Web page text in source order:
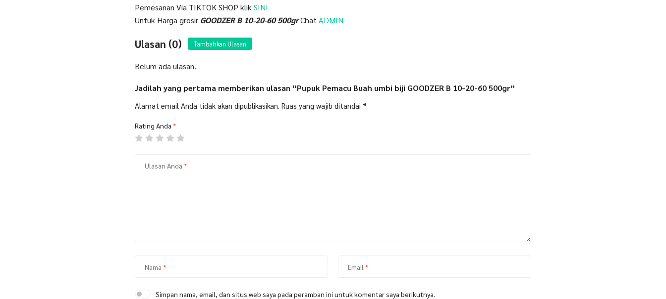
Pemesanan Via TIKTOK SHOP klik SINI
Untuk Harga grosir GOODZER B 10-20-60 500grChat ADMIN
Ulasan (0) Tambahkan Ulasan
Belum ada ulasan.
Jadilah yang pertama memberikan ulasan “Pupuk Pemacu Buah umbi biji GOODZER B 10-20-60 500gr”
Alamat email Anda tidak akan dipublikasikan. Ruas yang wajib ditandai *
Rating Anda *
Ulasan Anda *
Nama * Email *
Simpan nama, email, dan situs web saya pada peramban ini untuk komentar saya berikutnya.